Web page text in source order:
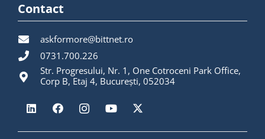
Contact
askformore@bittnet.ro
0731.700.226
Str. Progresului, Nr. 1, One Cotroceni Park Office,
Corp B, Etaj 4, București, 052034